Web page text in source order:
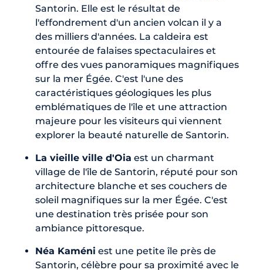
Santorin. Elle est le résultat de
l'effondrement d'un ancien volcan il y a
des milliers d'années. La caldeira est
entourée de falaises spectaculaires et
offre des vues panoramiques magnifiques
sur la mer Égée. C'est l'une des
caractéristiques géologiques les plus
emblématiques de l'île et une attraction
majeure pour les visiteurs qui viennent
explorer la beauté naturelle de Santorin.
La vieille ville d'Oia est un charmant
village de l'île de Santorin, réputé pour son
architecture blanche et ses couchers de
soleil magnifiques sur la mer Égée. C'est
une destination très prisée pour son
ambiance pittoresque.
Néa Kaméni est une petite île près de
Santorin, célèbre pour sa proximité avec le